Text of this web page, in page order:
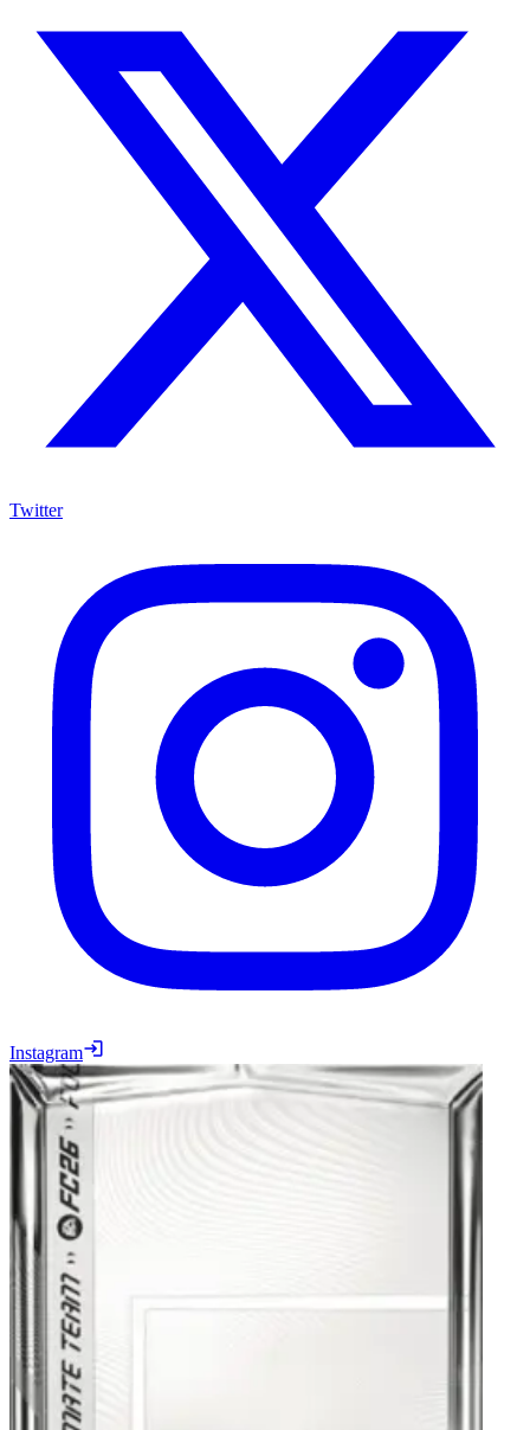
Twitter
Instagram